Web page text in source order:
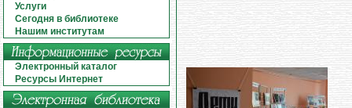
Услуги
Сегодня в библиотеке
Нашим институтам
Электронный каталог
Ресурсы Интернет